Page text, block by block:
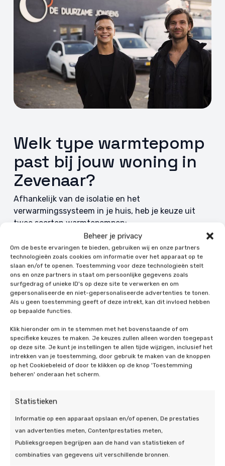
Beheer je privacy
Om de beste ervaringen te bieden, gebruiken wij en onze partners
technologieën zoals cookies om informatie over het apparaat op te
slaan en/of te openen. Toestemming voor deze technologieën stelt
ons en onze partners in staat om persoonlijke gegevens zoals
surfgedrag of unieke ID's op deze site te verwerken en om
gepersonaliseerde en niet-gepersonaliseerde advertenties te tonen.
Als u geen toestemming geeft of deze intrekt, kan dit invloed hebben
op bepaalde functies.
Klik hieronder om in te stemmen met het bovenstaande of om
specifieke keuzes te maken. Je keuzes zullen alleen worden toegepast
op deze site. Je kunt je instellingen te allen tijde wijzigen, inclusief het
intrekken van je toestemming, door gebruik te maken van de knoppen
op het Cookiebeleid of door te klikken op de knop 'Toestemming
beheren' onderaan het scherm.
Statistieken
Informatie op een apparaat opslaan en/of openen, De prestaties
van advertenties meten, Contentprestaties meten,
Publieksgroepen begrijpen aan de hand van statistieken of
combinaties van gegevens uit verschillende bronnen.
Welk type warmtepomp
past bij jouw woning in
Zevenaar?
Afhankelijk van de isolatie en het
verwarmingssysteem in je huis, heb je keuze uit
twee soorten warmtepompen:
Hybride warmtepomp: Werkt samen met je
bestaande cv-ketel. Het systeem kiest
automatisch de meest efficiënte bron voor
verwarming. Ideaal voor wie in stappen wil
verduurzamen.
All-electric warmtepomp : Volledig aardgasvrij
Hiermee ben je helemaal klaar voor een
toekomst zonder gas.
Onze specialisten bekijken jouw situatie in
tot Z.